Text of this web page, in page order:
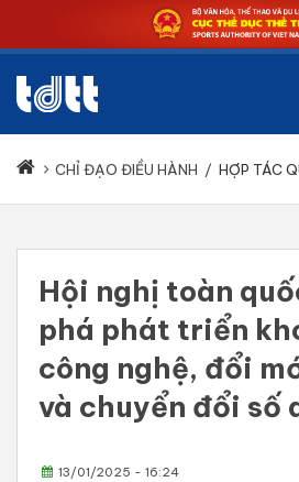
CHỈ ĐẠO ĐIỀU HÀNH / HỢP TÁC
Hội nghị toàn
phá phát triển
công nghệ, đổi
và chuyển đổi số
13/01/2025 - 16:24